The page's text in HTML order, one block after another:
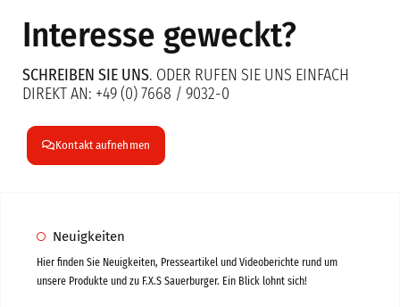
Interesse geweckt?
SCHREIBEN SIE UNS. ODER RUFEN SIE UNS EINFACH
DIREKT AN: +49 (0) 7668 / 9032-0
Kontakt aufnehmen
Neuigkeiten
Hier finden Sie Neuigkeiten, Presseartikel und Videoberichte rund um
unsere Produkte und zu F.X.S Sauerburger. Ein Blick lohnt sich!